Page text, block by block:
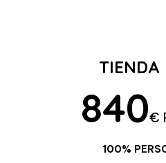
TIENDA
840€
100%